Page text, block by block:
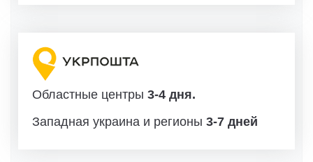
Областные центры 3-4 дня.
Западная украина и регионы 3-7 дней